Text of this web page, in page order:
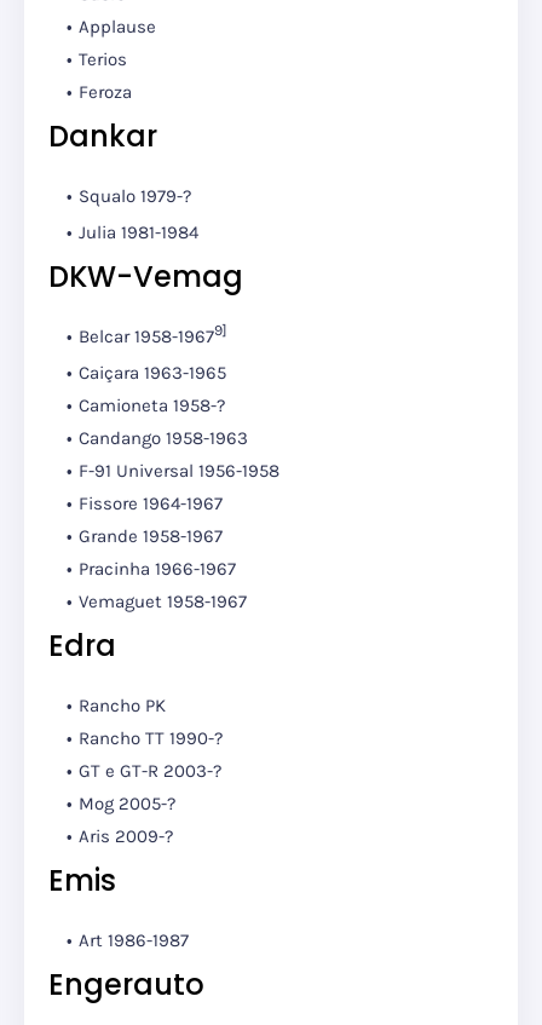
Applause
Terios
Feroza
Dankar
Squalo 1979-?
Julia 1981-1984
DKW-Vemag
Belcar 1958-19679]
Caiçara 1963-1965
Camioneta 1958-?
Candango 1958-1963
F-91 Universal 1956-1958
Fissore 1964-1967
Grande 1958-1967
Pracinha 1966-1967
Vemaguet 1958-1967
Edra
Rancho PK
Rancho TT 1990-?
GT e GT-R 2003-?
Mog 2005-?
Aris 2009-?
Emis
Art 1986-1987
Engerauto